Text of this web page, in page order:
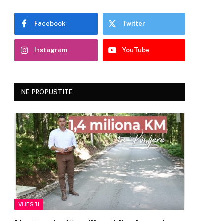
Facebook Twitter
Instagram YouTube
NE PROPUSTITE
VIJESTI